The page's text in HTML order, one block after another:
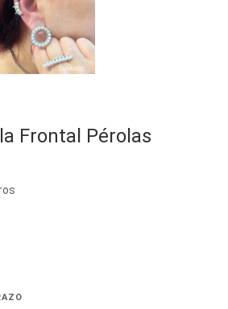
Frontal Pérolas